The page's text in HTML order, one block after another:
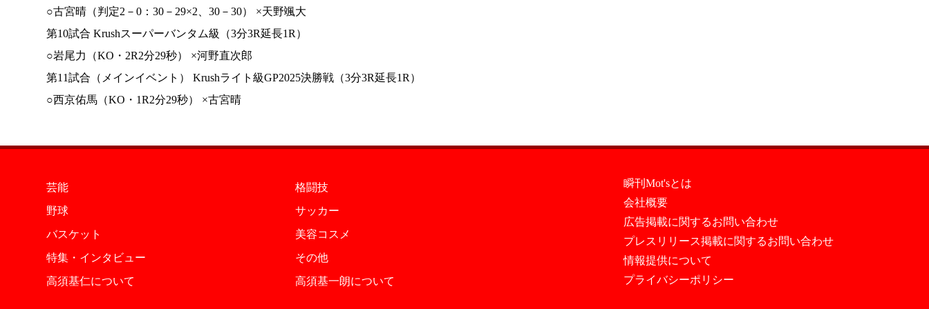
○古宮晴（判定2－0：30－29×2、30－30） ×天野颯大
第10試合 Krushスーパーバンタム級（3分3R延長1R）
○岩尾力（KO・2R2分29秒） ×河野直次郎
第11試合（メインイベント） Krushライト級GP2025決勝戦（3分3R延長1R）
○西京佑馬（KO・1R2分29秒） ×古宮晴
芸能
格闘技
野球
サッカー
バスケット
美容コスメ
特集・インタビュー
その他
高須基仁について
高須基一朗について
瞬刊Mot'sとは
会社概要
広告掲載に関するお問い合わせ
プレスリリース掲載に関するお問い合わせ
情報提供について
プライバシーポリシー